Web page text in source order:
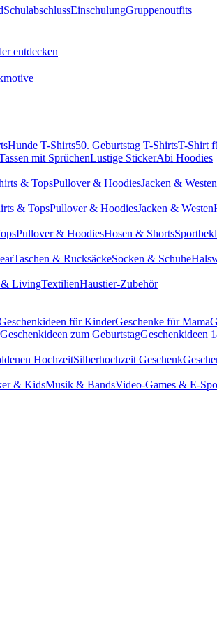
SchulabschlussEinschulungGruppenoutfits
entdecken
Hunde T-Shirts50. Geburtstag T-ShirtsT-Shirt
mit SprüchenLustige StickerAbi Hoodies
& TopsPullover & HoodiesJacken & Westen
& TopsPullover & HoodiesJacken & Westen
Pullover & HoodiesHosen & Shorts
Taschen & RucksäckeSocken & Schuhe
LivingTextilienHaustier-Zubehör
für KinderGeschenke für Mama
Geschenkideen zum GeburtstagGeschenkideen
HochzeitSilberhochzeit Geschenk
& KidsMusik & BandsVideo-Games & E-